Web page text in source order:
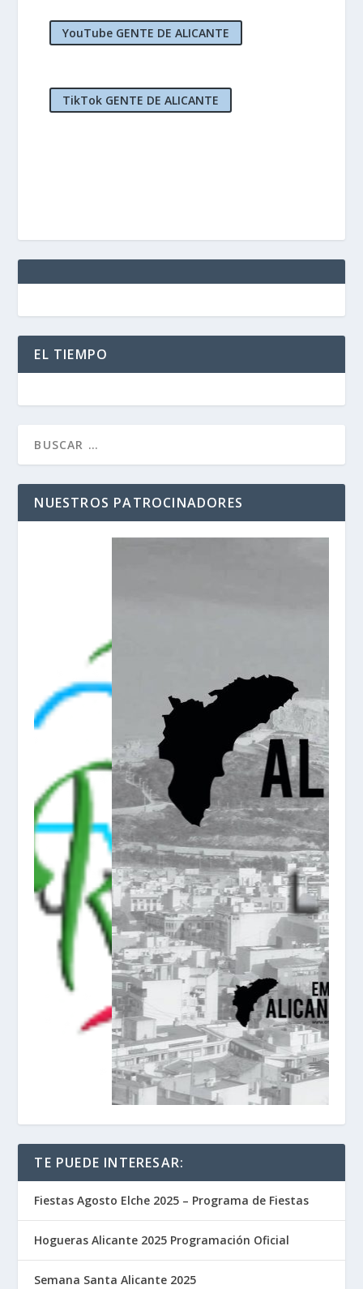
YouTube GENTE DE ALICANTE
TikTok GENTE DE ALICANTE
EL TIEMPO
NUESTROS PATROCINADORES
TE PUEDE INTERESAR:
Fiestas Agosto Elche 2025 – Programa de Fiestas
Hogueras Alicante 2025 Programación Oficial
Semana Santa Alicante 2025